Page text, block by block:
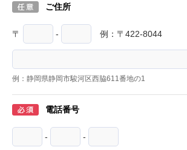
ご住所
〒 - 例：〒422-8044
例：静岡県静岡市駿河区西脇611番地の1
電話番号
- -